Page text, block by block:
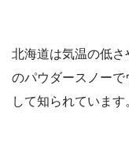
北海道は気温の低
のパウダースノーで
して知られています